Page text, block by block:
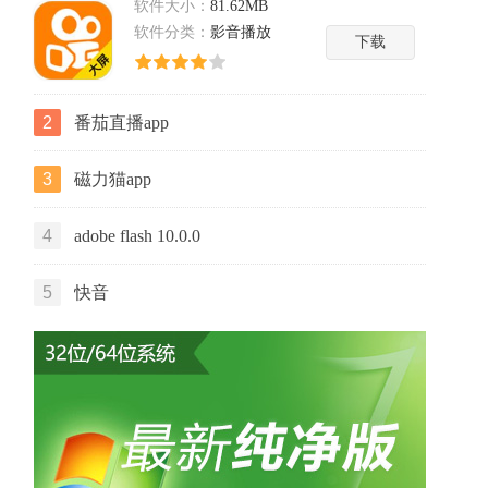
软件大小： 81.62MB
软件分类： 影音播放
下载
2 番茄直播app
3 磁力猫app
4 adobe flash 10.0.0
5 快音